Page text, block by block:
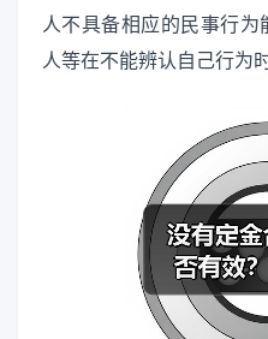
人不具备相应的民事行
人等在不能辨认自己行为